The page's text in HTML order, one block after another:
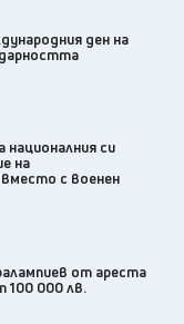
ден на
националния си
на
с военен
от ареста
100 000 лв.